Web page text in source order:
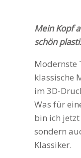
Mein Kopf
schön
Modernste
klassische
im 3D-
Was für
bin ich
sondern
Klassiker.